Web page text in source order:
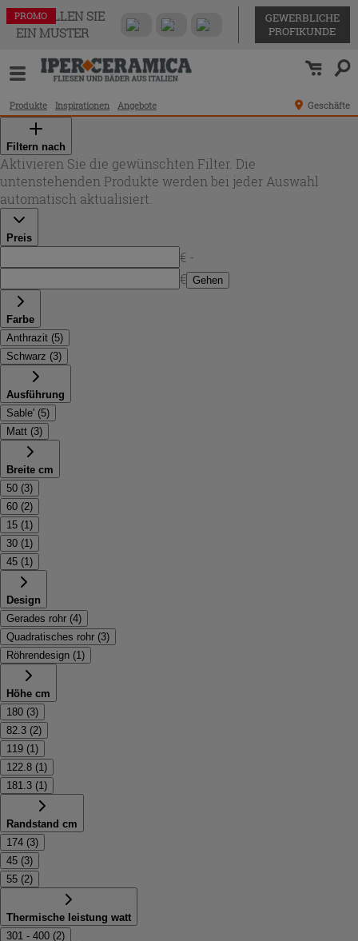
BESTELLEN SIE
EIN MUSTER
GEWERBLICHE
PROFIKUNDE
Produkte Inspirationen Angebote Geschäfte
Filtern nach
Aktivieren Sie die gewünschten Filter. Die
untenstehenden Produkte werden bei jeder Auswahl
automatisch aktualisiert.
Preis
€ -
€ Gehen
Farbe
Anthrazit (5)
Schwarz (3)
Ausführung
Sable' (5)
Matt (3)
Breite cm
50 (3)
60 (2)
15 (1)
30 (1)
45 (1)
Design
Gerades rohr (4)
Quadratisches rohr (3)
Röhrendesign (1)
Höhe cm
180 (3)
82.3 (2)
119 (1)
122.8 (1)
181.3 (1)
Randstand cm
174 (3)
45 (3)
55 (2)
Thermische leistung watt
301 - 400 (2)
PROMO
PROMO
PROMO
PROMO
PROMO
PROMO
PROMO
PROMO